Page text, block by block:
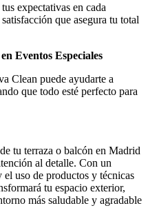
expectativas en cada
que asegura tu total
Eventos Especiales
Clean puede ayudarte a
que todo esté perfecto para
tu terraza o balcón en Madrid
al detalle. Con un
uso de productos y técnicas
tu espacio exterior,
más saludable y agradable